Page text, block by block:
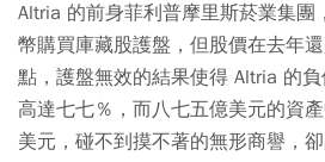
Altria 的前身菲利普摩里斯菸業集團
幣購買庫藏股護盤，但股價在去年
點，護盤無效的結果使得 Altria 的負
高達七七％，而八七五億美元的資
美元，碰不到摸不著的無形商譽，卻